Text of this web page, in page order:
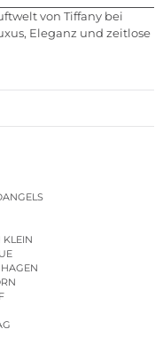
von Tiffany bei
Eleganz und zeitlose
KLEIN